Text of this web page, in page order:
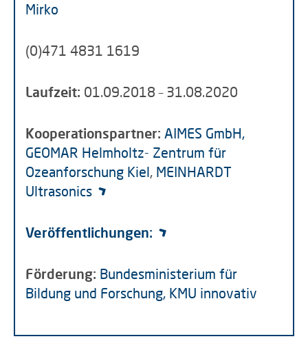
Mirko
(0)471 4831 1619
Laufzeit: 01.09.2018 – 31.08.2020
Kooperationspartner: AIMES GmbH,
GEOMAR Helmholtz- Zentrum für
Ozeanforschung Kiel, MEINHARDT
Ultrasonics
Veröffentlichungen:
Förderung: Bundesministerium für
Bildung und Forschung, KMU innovativ